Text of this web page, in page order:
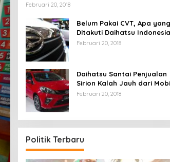
Februari 20, 2018
Belum Pakai CVT, Apa yang
Ditakuti Daihatsu
Februari 20, 2018
Daihatsu Santai Penjualan
Sirion Kalah Jauh dari
LCGC
Februari 20, 2018
Politik Terbaru